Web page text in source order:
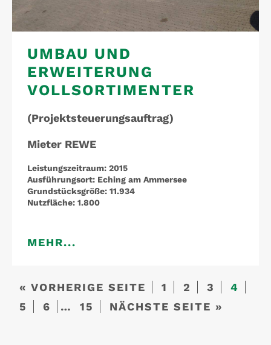
UMBAU UND
ERWEITERUNG
VOLLSORTIMENTER
(Projektsteuerungsauftrag)
Mieter REWE
Leistungszeitraum: 2015
Ausführungsort: Eching am Ammersee
Grundstücksgröße: 11.934
Nutzfläche: 1.800
MEHR...
« VORHERIGE SEITE 1 2 3
4
5
6 … 15 NÄCHSTE SEITE »